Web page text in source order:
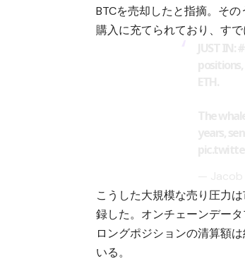
BTCを売却したと指摘。そ
購入に充てられており、すで
こうした大規模な売り圧力
録した。オンチェーンデー
ロングポジションの清算額
いる。